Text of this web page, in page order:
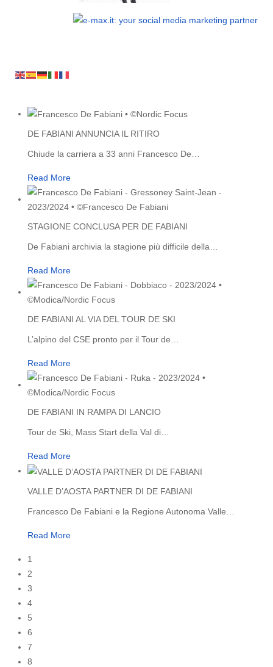
DE FABIANI ANNUNCIA IL RITIRO
Chiude la carriera a 33 anni Francesco De…
Read More
STAGIONE CONCLUSA PER DE FABIANI
De Fabiani archivia la stagione più difficile della…
Read More
DE FABIANI AL VIA DEL TOUR DE SKI
L’alpino del CSE pronto per il Tour de…
Read More
DE FABIANI IN RAMPA DI LANCIO
Tour de Ski, Mass Start della Val di…
Read More
VALLE D’AOSTA PARTNER DI DE FABIANI
Francesco De Fabiani e la Regione Autonoma Valle
Read More
1
2
3
4
5
6
7
8